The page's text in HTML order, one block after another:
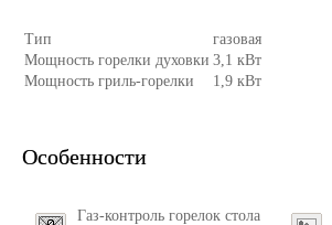
Тип
газовая
Мощность горелки духовки 3,1 кВт
Мощность гриль-горелки
1,9 кВт
Особенности
Газ-контроль горелок стола